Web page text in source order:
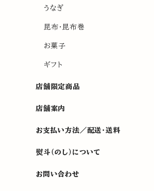
うなぎ
昆布・昆布巻
お菓子
ギフト
店舗限定商品
店舗案内
お支払い方法／配送・送料
熨斗（のし）について
お問い合わせ